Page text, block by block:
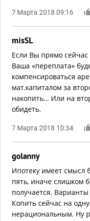
7 Марта 2018 09:16
misSL
Если Вы прямо сейчас
Ваша «переплата»
компенсироваться
мат.капиталом за
накопить… Или на
обидеть.
7 Марта 2018 10:34
golanny
Ипотеку имеет смысл
пять, иначе слишком
получается.
Копить сейчас на
нерациональным. Ну